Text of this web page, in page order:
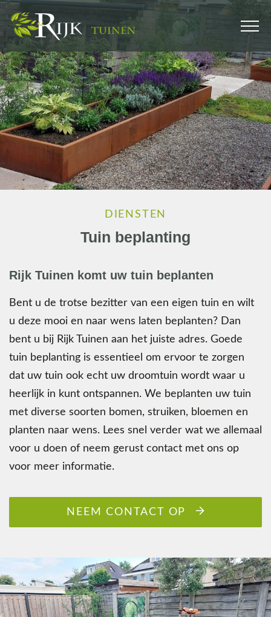
DIENSTEN
Tuin beplanting
Rijk Tuinen komt uw tuin beplanten
Bent u de trotse bezitter van een eigen tuin en wilt
u deze mooi en naar wens laten beplanten? Dan
bent u bij Rijk Tuinen aan het juiste adres. Goede
tuin beplanting is essentieel om ervoor te zorgen
dat uw tuin ook echt uw droomtuin wordt waar u
heerlijk in kunt ontspannen. We beplanten uw tuin
met diverse soorten bomen, struiken, bloemen en
planten naar wens. Lees snel verder wat we allemaal
voor u doen of neem gerust contact met ons op
voor meer informatie.
NEEM CONTACT OP